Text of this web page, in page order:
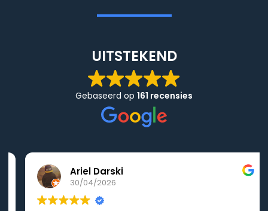
UITSTEKEND
Gebaseerd op 161 recensies
Ariel Darski
30/04/2026